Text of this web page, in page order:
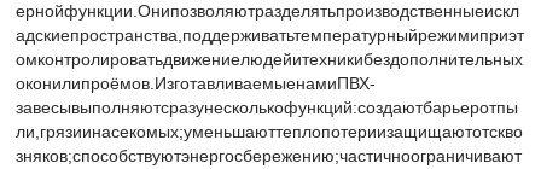
ернойфункции.Онипозволяютразделятьпроизводственныеискл
адскиепространства,поддерживатьтемпературныйрежимиприэт
омконтролироватьдвижениелюдейитехникибездополнительных
оконилипроёмов.ИзготавливаемыенамиПВХ-
завесывыполняютсразунесколькофункций:создаютбарьеротпы
ли,грязиинасекомых;уменьшаюттеплопотериизащищаютотскво
зняков;способствуютэнергосбережению;частичноограничивают